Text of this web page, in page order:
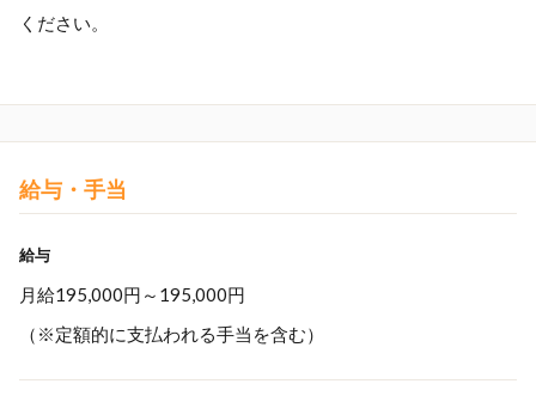
ください。
給与・手当
給与
月給195,000円～195,000円
（※定額的に支払われる手当を含む）